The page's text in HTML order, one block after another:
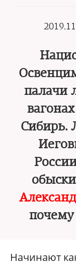
палачи
Сибирь.
почему
Начинают